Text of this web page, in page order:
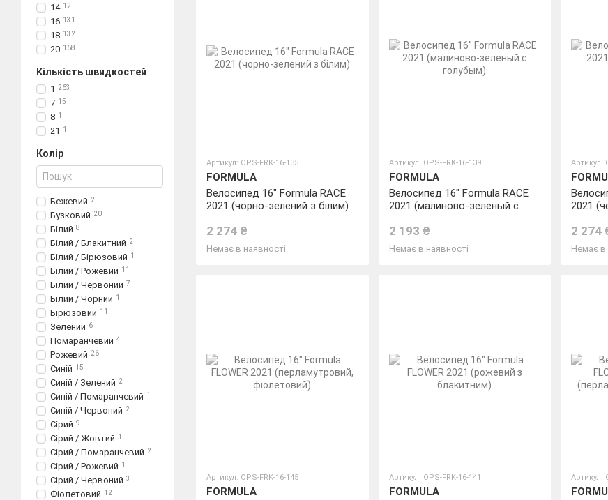
Артикул: OPS-FRK-16-135
FORMULA
Велосипед 16" Formula RACE
2021 (чорно-зелений з білим)
2 274 ₴
Немає в наявності
Артикул: OPS-FRK-16-139
FORMULA
Велосипед 16" Formula RACE
2021 (малиново-зеленый с
2 193 ₴
Немає в наявності
Артикул:
2021
2 274
Немає в
Артикул: OPS-FRK-16-145
FORMULA
Артикул: OPS-FRK-16-141
FORMULA
Артикул:
14 12
16 131
18 132
20 168
Кількість швидкостей
1 263
7 15
8 1
21 1
Колір
Бежевий 2
Бузковий 20
Білий 8
Білий / Блакитний 2
Білий / Бірюзовий 1
Білий / Рожевий 11
Білий / Червоний 7
Білий / Чорний 1
Бірюзовий 11
Зелений 6
Помаранчевий 4
Рожевий 26
Синій 15
Синій / Зелений 2
Синій / Помаранчевий 1
Синій / Червоний 2
Сірий 9
Сірий / Жовтий 1
Сірий / Помаранчевий 2
Сірий / Рожевий 1
Сірий / Червоний 3
Фіолетовий 12